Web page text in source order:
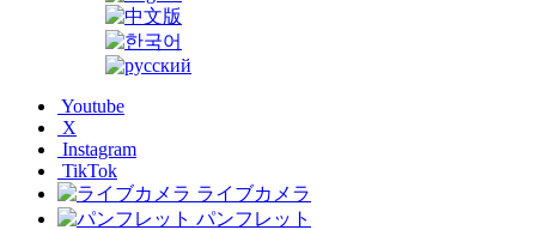
Youtube
X
Instagram
TikTok
ライブカメラ
パンフレット